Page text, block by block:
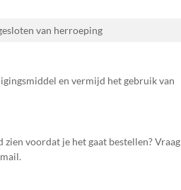
van herroeping
en vermijd het gebruik van
voordat je het gaat bestellen? Vraag